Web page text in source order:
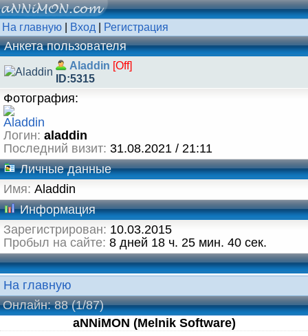
На главную Вход Регистрация
Анкета пользователя
Aladdin [Off]
ID:5315
Фотография:
Логин: aladdin
Последний визит: 31.08.2021 / 21:11
Личные данные
Имя: Aladdin
Информация
Зарегистрирован: 10.03.2015
Пробыл на сайте: 8 дней 18 ч. 25 мин. 40 сек.
На главную
Онлайн: 88(1/87)
aNNiMON (Melnik Software)